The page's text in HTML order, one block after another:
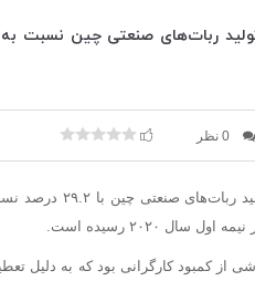
0 نظر
۲۰۲۰ رسیده است.
از کمبود کارگرانی بود که به دلیل